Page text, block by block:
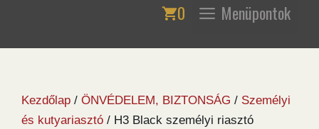
0 Menüpontok
Kezdőlap / ÖNVÉDELEM, BIZTONSÁG / Személyi
és kutyariasztó / H3 Black személyi riasztó